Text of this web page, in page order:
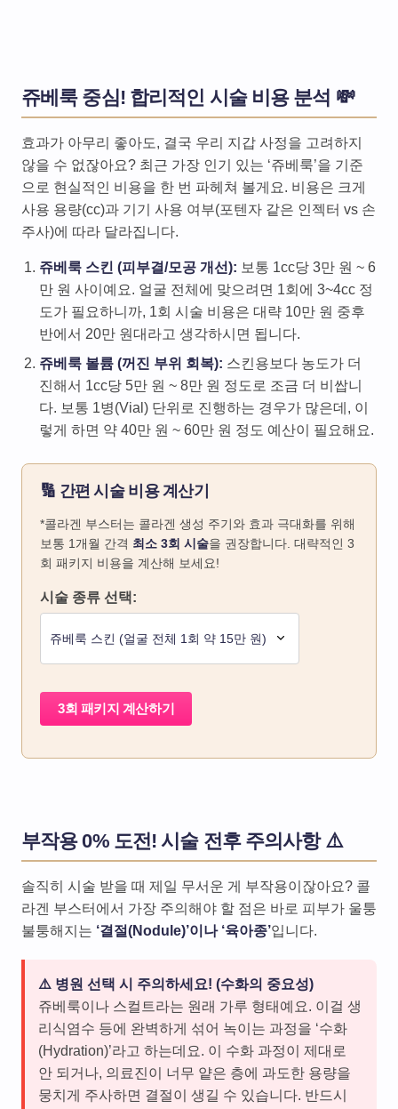
쥬베룩 중심! 합리적인 시술 비용 분석 💸
효과가 아무리 좋아도, 결국 우리 지갑 사정을 고려하지
않을 수 없잖아요? 최근 가장 인기 있는 ‘쥬베룩’을 기준
으로 현실적인 비용을 한 번 파헤쳐 볼게요. 비용은 크게
사용 용량(cc)과 기기 사용 여부(포텐자 같은 인젝터 vs 손
주사)에 따라 달라집니다.
쥬베룩 스킨 (피부결/모공 개선): 보통 1cc당 3만 원 ~ 6
만 원 사이예요. 얼굴 전체에 맞으려면 1회에 3~4cc 정
도가 필요하니까, 1회 시술 비용은 대략 10만 원 중후
반에서 20만 원대라고 생각하시면 됩니다.
쥬베룩 볼륨 (꺼진 부위 회복): 스킨용보다 농도가 더
진해서 1cc당 5만 원 ~ 8만 원 정도로 조금 더 비쌉니
다. 보통 1병(Vial) 단위로 진행하는 경우가 많은데, 이
렇게 하면 약 40만 원 ~ 60만 원 정도 예산이 필요해요.
🔢 간편 시술 비용 계산기
*콜라겐 부스터는 콜라겐 생성 주기와 효과 극대화를 위해
보통 1개월 간격 최소 3회 시술을 권장합니다. 대략적인 3
회 패키지 비용을 계산해 보세요!
시술 종류 선택:
3회 패키지 계산하기
부작용 0% 도전! 시술 전후 주의사항 ⚠️
솔직히 시술 받을 때 제일 무서운 게 부작용이잖아요? 콜
라겐 부스터에서 가장 주의해야 할 점은 바로 피부가 울퉁
불퉁해지는 ‘결절(Nodule)’이나 ‘육아종’입니다.
⚠️ 병원 선택 시 주의하세요! (수화의 중요성)
쥬베룩이나 스컬트라는 원래 가루 형태예요. 이걸 생
리식염수 등에 완벽하게 섞어 녹이는 과정을 ‘수화
(Hydration)’라고 하는데요. 이 수화 과정이 제대로
안 되거나, 의료진이 너무 얕은 층에 과도한 용량을
뭉치게 주사하면 결절이 생길 수 있습니다. 반드시